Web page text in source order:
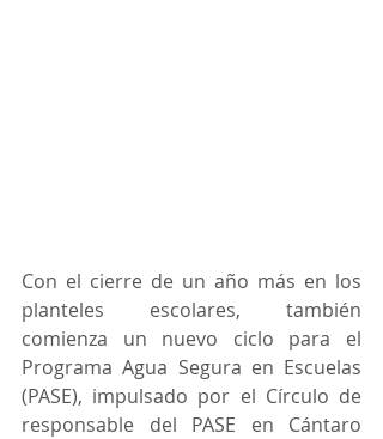
Con el cierre de un año más en los
planteles escolares, también
comienza un nuevo ciclo para el
Programa Agua Segura en Escuelas
(PASE), impulsado por el Círculo de
responsable del PASE en Cántaro